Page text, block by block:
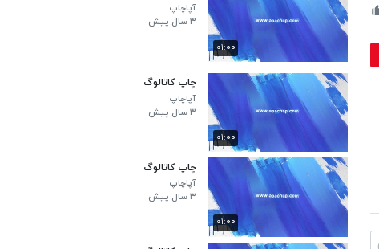
۰۱:۰۰
آپاچاپ
۳ سال پیش
۰۱:۰۰
چاپ کاتالوگ
آپاچاپ
۳ سال پیش
۰۱:۰۰
چاپ کاتالوگ
آپاچاپ
۳ سال پیش